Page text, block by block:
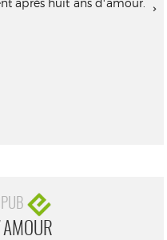
après huit ans d'amour.